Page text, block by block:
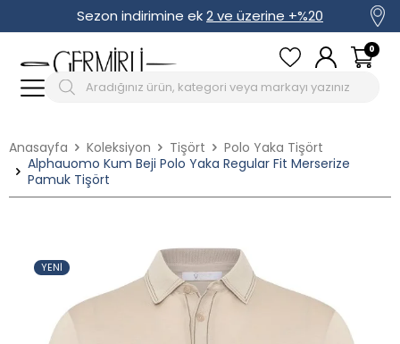
Sezon indirimine ek2 ve üzerine +%20
0
Anasayfa Koleksiyon Tişört
Polo Yaka Tişört
Alphauomo Kum Beji Polo Yaka Regular Fit Merserize
Pamuk Tişört
YENI